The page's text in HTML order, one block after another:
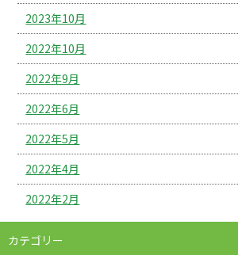
2023年10月
2022年10月
2022年9月
2022年6月
2022年5月
2022年4月
2022年2月
カテゴリー